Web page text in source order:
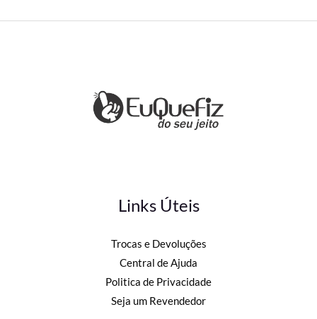
Links Úteis
Trocas e Devoluções
Central de Ajuda
Politica de Privacidade
Seja um Revendedor